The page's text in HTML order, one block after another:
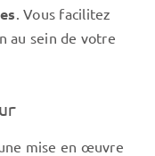
. Vous facilitez
au sein de votre
mise en œuvre